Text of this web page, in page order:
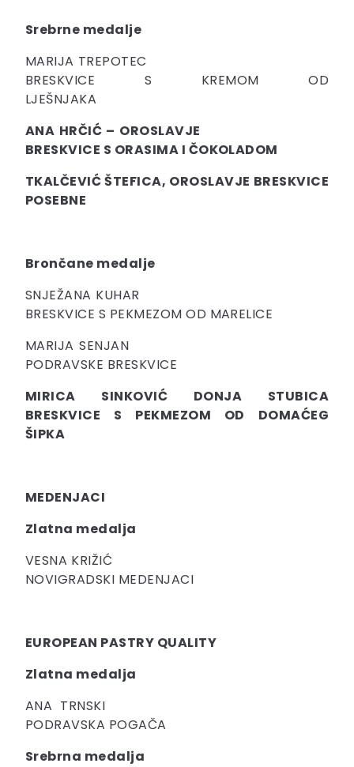
Srebrne medalje
MARIJA TREPOTEC
BRESKVICE S KREMOM OD
LJEŠNJAKA
ANA HRČIĆ – OROSLAVJE
BRESKVICE S ORASIMA I ČOKOLADOM
TKALČEVIĆ ŠTEFICA, OROSLAVJE BRESKVICE
POSEBNE
Brončane medalje
SNJEŽANA KUHAR
BRESKVICE S PEKMEZOM OD MARELICE
MARIJA SENJAN
PODRAVSKE BRESKVICE
MIRICA SINKOVIĆ DONJA STUBICA
BRESKVICE S PEKMEZOM OD DOMAĆEG
ŠIPKA
MEDENJACI
Zlatna medalja
VESNA KRIŽIĆ
NOVIGRADSKI MEDENJACI
EUROPEAN PASTRY QUALITY
Zlatna medalja
ANA TRNSKI
PODRAVSKA POGAČA
Srebrna medalja